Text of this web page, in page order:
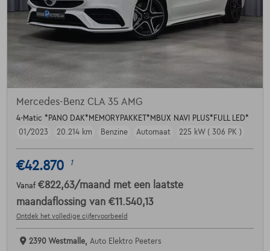
Mercedes-Benz CLA 35 AMG
4-Matic *PANO DAK*MEMORYPAKKET*MBUX NAVI PLUS*FULL LED*
01/2023
20.214 km Benzine Automaat 225 kW ( 306 PK )
€42.870 1
Vanaf €822,63/maand met een laatste
maandaflossing van €11.540,13
Ontdek het volledige cijfervoorbeeld
2390 Westmalle, Auto Elektro Peeters